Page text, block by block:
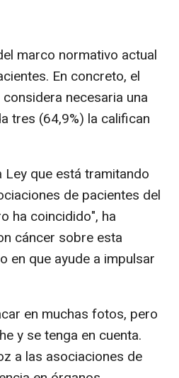
marco normativo actual
En concreto, el
necesaria una
tres (64,9%) la califican
que está tramitando
de pacientes del
ha coincidido", ha
cáncer sobre esta
en que ayude a impulsar
en muchas fotos, pero
y se tenga en cuenta.
a las asociaciones de